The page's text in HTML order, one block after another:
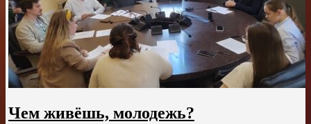
Чем живёшь, молодежь?